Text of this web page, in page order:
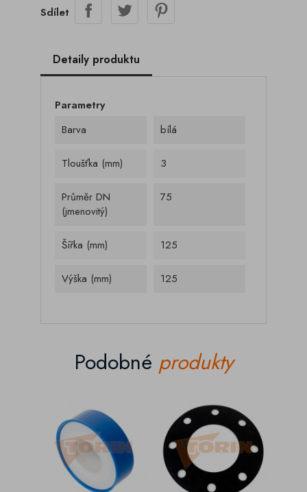
Sdílet
Detaily produktu
Parametry
Barva
bílá
Tloušťka (mm) 3
Průměr DN
(jmenovitý)
75
Šířka (mm) 125
Výška (mm) 125
Podobné produkty